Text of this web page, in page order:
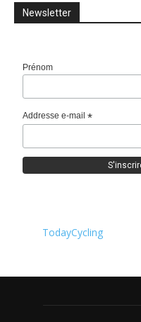
Newsletter
Prénom
Addresse e-mail*
TodayCycling